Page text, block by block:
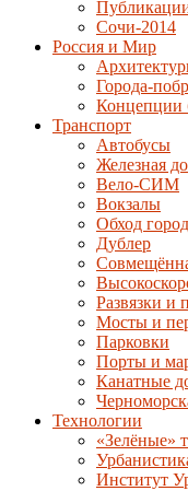
Сочи-2014
Россия и Мир
Города-
Концепции
Транспорт
Автобусы
Железная
Вело-СИМ
Вокзалы
Обход
Дублер
Развязки и
Мосты и
Парковки
Порты и
Канатные
Технологии
«Зелёные»
Институт